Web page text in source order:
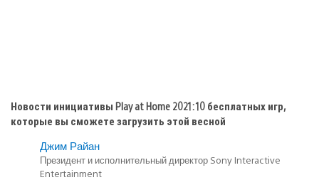
Новости инициативы Play at Home 2021: 10 бесплатных игр,
которые вы сможете загрузить этой весной
Джим Райан
Президент и исполнительный директор Sony Interactive
Entertainment